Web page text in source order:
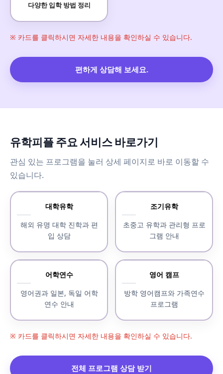
다양한 입학 방법 정리
※ 카드를 클릭하시면 자세한 내용을 확인하실 수 있습니다.
편하게 상담해 보세요.
유학피플 주요 서비스 바로가기
관심 있는 프로그램을 눌러 상세 페이지로 바로 이동할 수
있습니다.
대학유학
해외 유명 대학 진학과 편
입 상담
조기유학
초중고 유학과 관리형 프로
그램 안내
어학연수
영어권과 일본, 독일 어학
연수 안내
영어 캠프
방학 영어캠프와 가족연수
프로그램
※ 카드를 클릭하시면 자세한 내용을 확인하실 수 있습니다.
전체 프로그램 상담 받기